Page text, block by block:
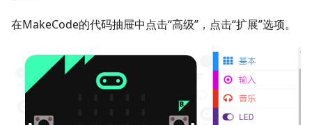
在MakeCode的代码抽屉中点击“高级”，点击“扩展”选项。